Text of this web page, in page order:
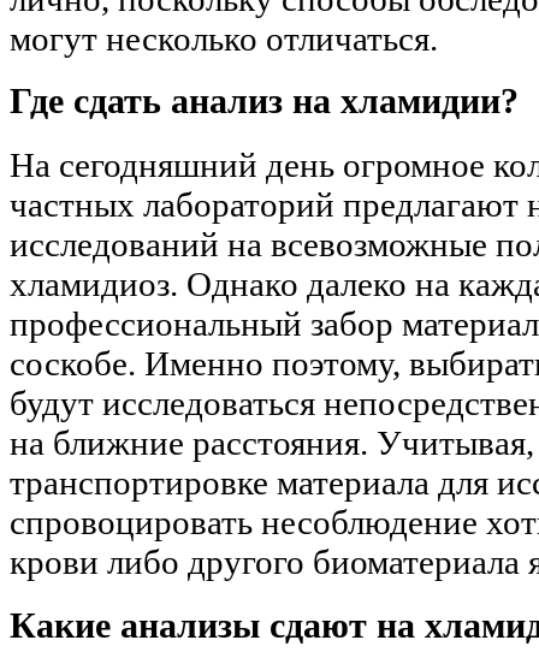
могут несколько отличаться.
Где сдать анализ на хламидии?
На сегодняшний день огромное
частных лабораторий
исследований на всевозможные
хламидиоз. Однако далеко на
профессиональный забор
соскобе. Именно поэтому,
будут исследоваться
на ближние расстояния.
транспортировке материала для
спровоцировать несоблюдение
крови либо другого
Какие анализы сдают на